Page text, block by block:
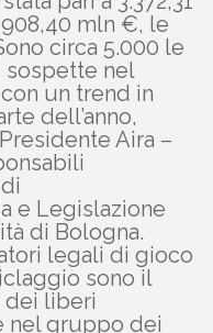
mln €, le
circa 5.000 le
sospette nel
un trend in
dell’anno,
Aira –
e Legislazione
di Bologna.
legali di gioco
sono il
liberi
nel gruppo dei